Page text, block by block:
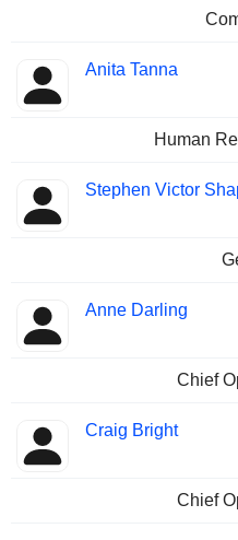
Anita Tanna
Human
Stephen Victor
Anne Darling
Chief
Craig Bright
Chief